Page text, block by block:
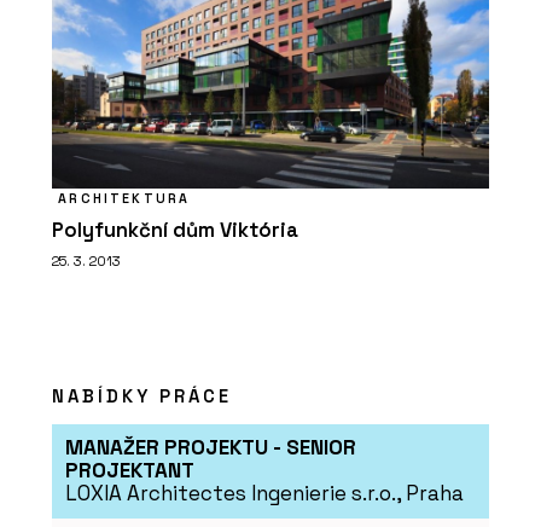
ARCHITEKTURA
Polyfunkční dům Viktória
25. 3. 2013
NABÍDKY PRÁCE
MANAŽER PROJEKTU - SENIOR
PROJEKTANT
LOXIA Architectes Ingenierie s.r.o., Praha